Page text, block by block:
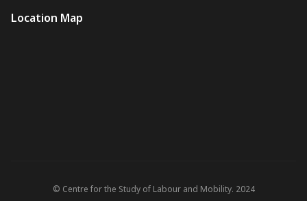
Location Map
© Centre for the Study of Labour and Mobility. 2024